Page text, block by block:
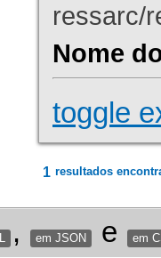
ressarc/
Nome
toggle
1 resultados
, em JSON e em